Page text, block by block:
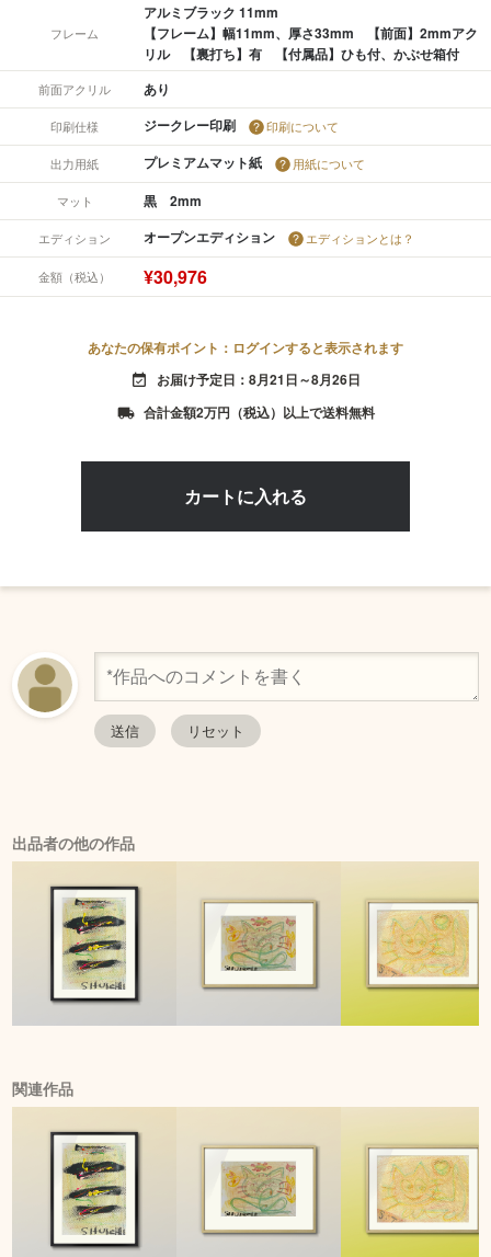
フレーム
アルミブラック 11mm
【フレーム】幅11mm、厚さ33mm 【前面】2mmアク
リル 【裏打ち】有 【付属品】ひも付、かぶせ箱付
前面アクリル あり
印刷仕様 ジークレー印刷 印刷について
出力用紙 プレミアムマット紙 用紙について
マット 黒 2mm
エディション オープンエディション エディションとは？
金額（税込） ¥30,976
あなたの保有ポイント：ログインすると表示されます
event_available お届け予定日：8月21日～8月26日
local_shipping 合計金額2万円（税込）以上で送料無料
出品者の他の作品
関連作品